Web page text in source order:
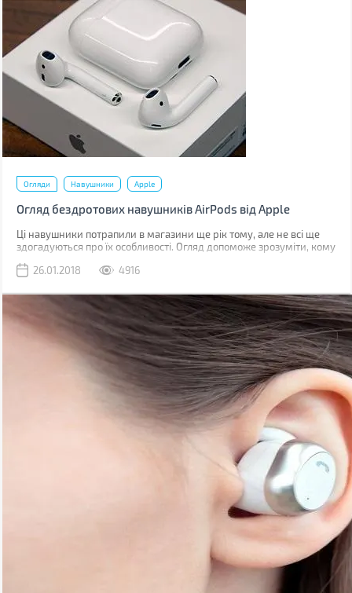
Огляди Навушники Apple
Огляд бездротових навушників AirPods від Apple
Ці навушники потрапили в магазини ще рік тому, але не всі ще
здогадуються про їх особливості. Огляд допоможе зрозуміти, кому
26.01.2018
4916